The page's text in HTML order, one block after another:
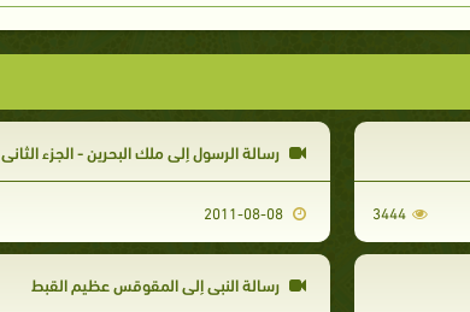
3444
رسالة الرسول إلى ملك البحرين - الجزء الثاني
2011-08-08
رسالة النبي إلى المقوقس عظيم القبط